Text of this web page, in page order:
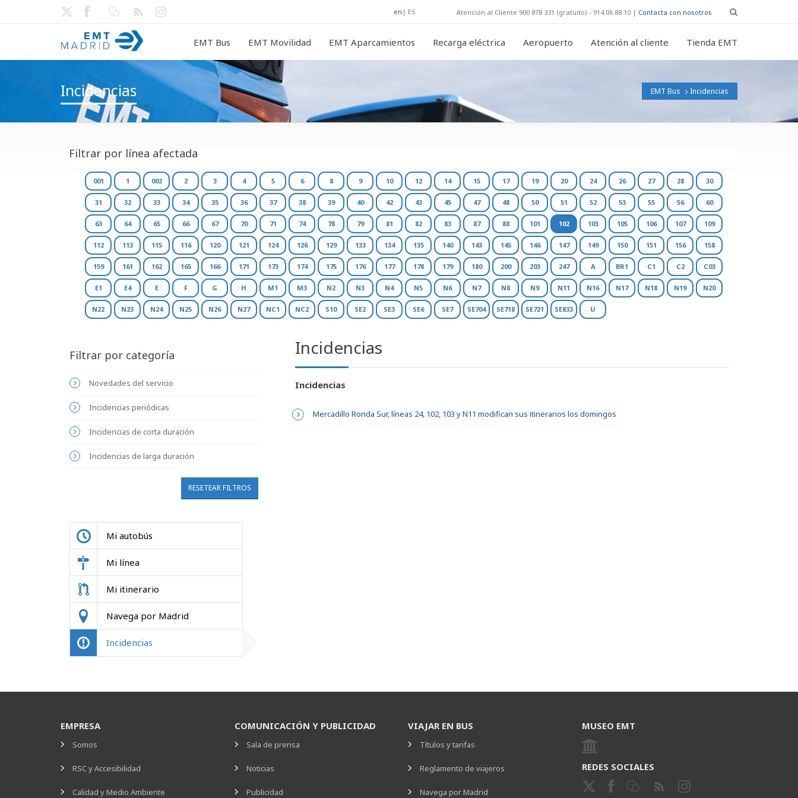
en | ES Atención al Cliente 900 878 331 (gratuito) - 914 06 88 10 | Contacta con nosotros
EMT Bus EMT Movilidad EMT Aparcamientos Recarga eléctrica Aeropuerto Atención al cliente Tienda EMT
Incidencias EMT Bus Incidencias
Filtrar por línea afectada
001 1 002 2 3 4 5 6 8 9 10 12 14 15 17 19 20 24 26 27 28 30
31 32 33 34 35 36 37 38 39 40 42 43 45 47 48 50 51 52 53 55 56 60
63 64 65 66 67 70 71 74 78 79 81 82 83 87 88 101 102 103 105 106 107 109
112 113 115 116 120 121 124 126 129 133 134 135 140 143 145 146 147 149 150 151 156 158
159 161 162 165 166 171 173 174 175 176 177 178 179 180 200 203 247 A BR1 C1 C2 C03
E1 E4 E F G H M1 M3 N2 N3 N4 N5 N6 N7 N8 N9 N11 N16 N17 N18 N19 N20
N22 N23 N24 N25 N26 N27 NC1 NC2 S10 SE2 SE3 SE6 SE7 SE704 SE718 SE721 SE833 U
Filtrar por categoría
Novedades del servicio
Incidencias periódicas
Incidencias de corta duración
Incidencias de larga duración
RESETEAR FILTROS
Mi autobús
Mi línea
Mi itinerario
Navega por Madrid
Incidencias
Incidencias
Incidencias
Mercadillo Ronda Sur, líneas 24, 102, 103 y N11 modifican sus itinerarios los domingos
EMPRESA
Somos
RSC y Accesibilidad
Calidad y Medio Ambiente
COMUNICACIÓN Y PUBLICIDAD
Sala de prensa
Noticias
Publicidad
VIAJAR EN BUS
Títulos y tarifas
Reglamento de viajeros
Navega por Madrid
MUSEO EMT
REDES SOCIALES